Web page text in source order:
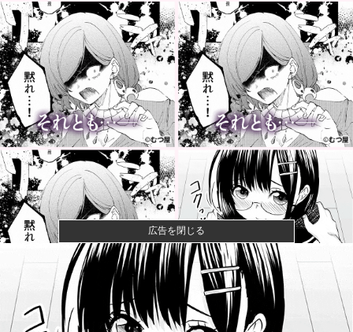
広告を閉じる